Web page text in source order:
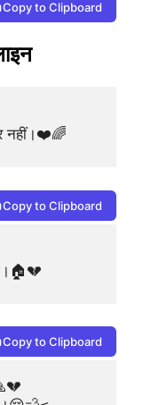
Copy to Clipboard
नहीं।❤️🌈
Copy to Clipboard
Copy to Clipboard